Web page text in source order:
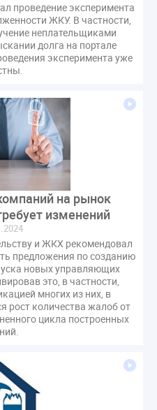
проведение эксперимента
ЖКУ. В частности,
неплательщиками
долга на портале
эксперимента уже
на рынок
изменений
и ЖКХ рекомендовал
предложения по созданию
новых управляющих
это, в частности,
многих из них, в
рост количества жалоб от
цикла построенных